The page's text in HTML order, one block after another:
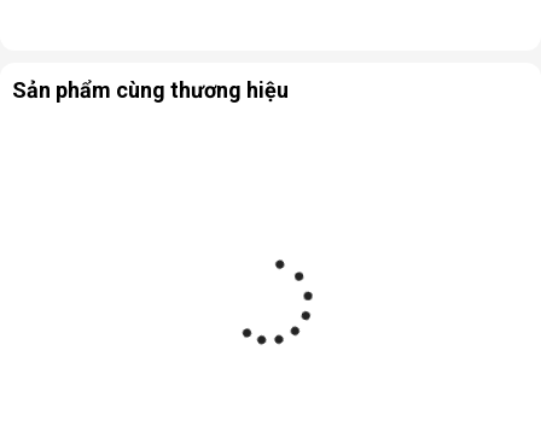
trong máy, thông qua các ống dẫn dầu để truyền nhiệt vào các
thanh nhiệt, tỏa nhiệt ra không khí và lưu thông khắp phòng.
Hơi nóng sẽ từ từ tỏa ra ngoài sau vài phút từ khi bật máy.
Sản phẩm cùng thương hiệu